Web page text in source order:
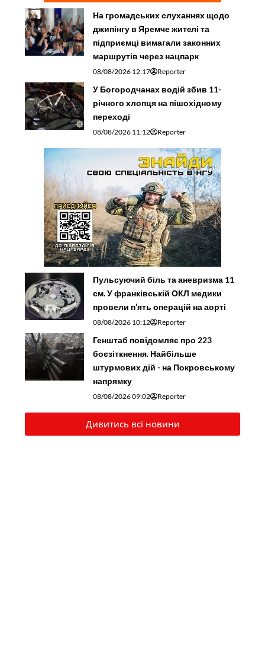
На громадських слуханнях щодо
джипінгу в Яремче житeлі та
підприємці вимагали законних
маршрутів через нацпарк
08/08/2026 12:17 Reporter
У Богородчанах водій збив 11-
річного хлопця на пішохідному
переході
08/08/2026 11:12 Reporter
Пульсуючий біль та аневризма 11
см. У франківській ОКЛ медики
провели п’ять операцій на аорті
08/08/2026 10:12 Reporter
Генштаб повідомляє про 223
боєзіткнення. Найбільше
штурмових дій - на Покровському
напрямку
08/08/2026 09:02 Reporter
Дивитись всі новини